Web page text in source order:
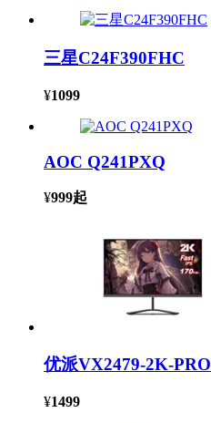
三星C24F390FHC
¥1099
AOC Q241PXQ
¥999起
优派VX2479-2K-PRO
¥1499